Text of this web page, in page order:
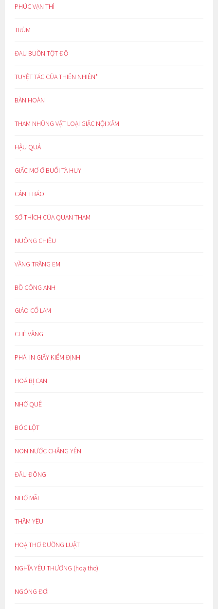
PHÚC VẠN THÌ
TRÙM
ĐAU BUỒN TỘT ĐỘ
TUYỆT TÁC CỦA THIÊN NHIÊN*
BÀN HOÀN
THAM NHŨNG VẶT LOẠI GIẶC NỘI XÂM
HẬU QUẢ
GIẤC MƠ Ở BUỔI TÀ HUY
CẢNH BÁO
SỞ THÍCH CỦA QUAN THAM
NUÔNG CHIỀU
VẦNG TRĂNG EM
BỒ CÔNG ANH
GIẢO CỔ LAM
CHÈ VẰNG
PHẢI IN GIẤY KIỂM ĐỊNH
HOÁ BỊ CAN
NHỚ QUÊ
BÓC LỘT
NON NƯỚC CHẲNG YÊN
ĐẦU ĐÔNG
NHỚ MÃI
THẦM YÊU
HOẠ THƠ ĐƯỜNG LUẬT
NGHĨA YÊU THƯƠNG (hoạ thơ)
NGÓNG ĐỢI